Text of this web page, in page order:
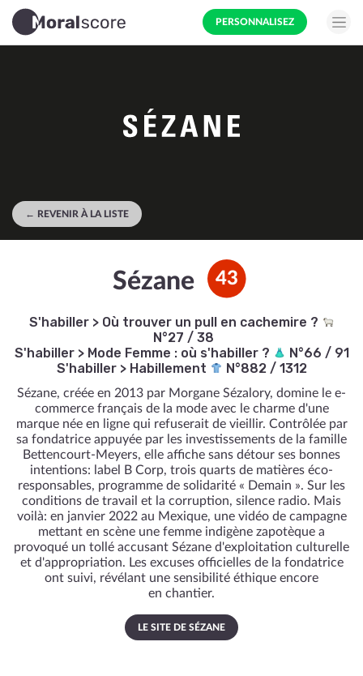
PERSONNALISEZ
← REVENIR À LA LISTE
Sézane 43
S'habiller> Où trouver un pull en cachemire ?
N°27 / 38
S'habiller> Mode Femme : où s'habiller ?
N°66 / 91
S'habiller> Habillement N°882 / 1312
Sézane, créée en 2013 par Morgane Sézalory, domine le e-
commerce français de la mode avec le charme d'une
marque née en ligne qui refuserait de vieillir. Contrôlée par
sa fondatrice appuyée par les investissements de la famille
Bettencourt-Meyers, elle affiche sans détour ses bonnes
intentions: label B Corp, trois quarts de matières éco-
responsables, programme de solidarité « Demain ». Sur les
conditions de travail et la corruption, silence radio. Mais
voilà: en janvier 2022 au Mexique, une vidéo de campagne
mettant en scène une femme indigène zapotèque a
provoqué un tollé accusant Sézane d'exploitation culturelle
et d'appropriation. Les excuses officielles de la fondatrice
ont suivi, révélant une sensibilité éthique encore
en chantier.
LE SITE DE SÉZANE